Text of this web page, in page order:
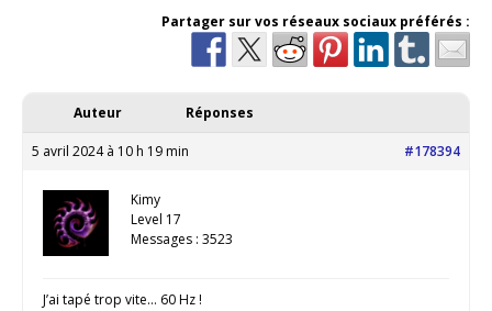
Partager sur vos réseaux sociaux préférés :
Auteur Réponses
5 avril 2024 à 10 h 19 min #178394
Kimy
Level 17
Messages : 3523
J’ai tapé trop vite… 60 Hz !